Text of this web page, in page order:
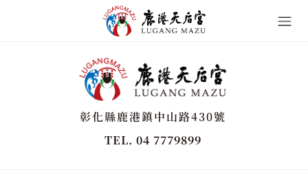
彰化縣鹿港鎮中山路430號
TEL. 04 7779899